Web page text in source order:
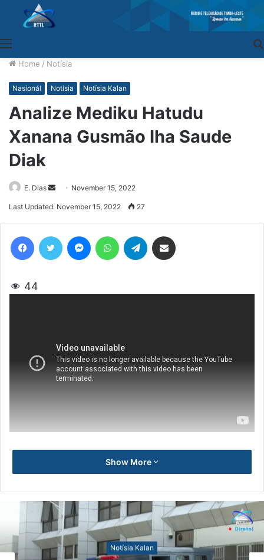
Home / Notísia
Nasionál Notísia Notísia Kalan
Analize Mediku Hatudu
Xanana Gusmão Iha Saude
Diak
E. Dias
Send
an
November 15, 2022
Last Updated: November 15, 2022 27
44
Show More
Notísia Kalan